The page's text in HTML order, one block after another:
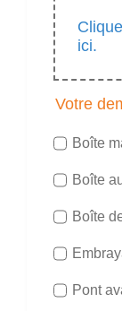
ici.
Votre
Boîte
Boîte
Boîte
Pont